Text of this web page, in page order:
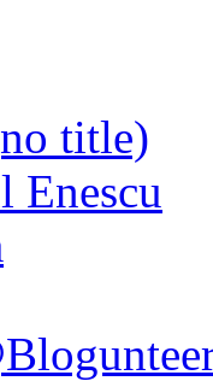
title)
Enescu